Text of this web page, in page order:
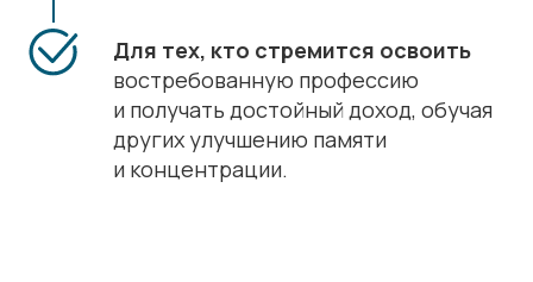
Для тех, кто стремится освоить
востребованную профессию
и получать достойный доход, обучая
других улучшению памяти
и концентрации.